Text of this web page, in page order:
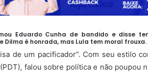
Eduardo Cunha de bandido e disse
Dilma é honrada, mas Lula tem moral frouxa.
de um pacificador”. Com seu estilo
falou sobre política e não poupou